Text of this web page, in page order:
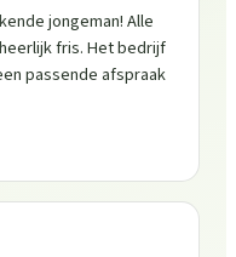
jongeman! Alle
fris. Het bedrijf
passende afspraak